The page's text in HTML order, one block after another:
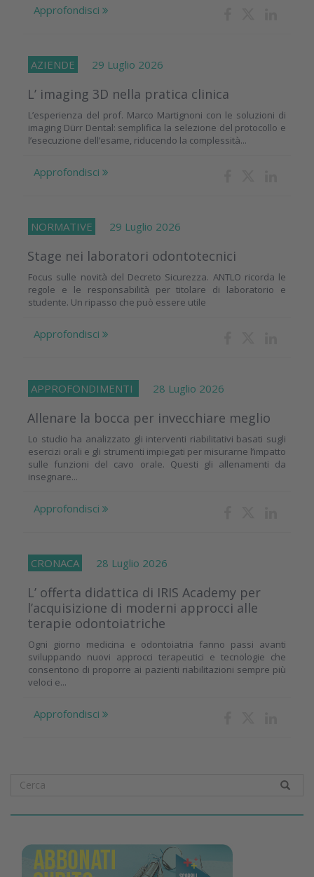
Approfondisci
AZIENDE 29 Luglio 2026
L’ imaging 3D nella pratica clinica
L’esperienza del prof. Marco Martignoni con le soluzioni di
imaging Dürr Dental: semplifica la selezione del protocollo e
l’esecuzione dell’esame, riducendo la complessità...
Approfondisci
NORMATIVE 29 Luglio 2026
Stage nei laboratori odontotecnici
Focus sulle novità del Decreto Sicurezza. ANTLO ricorda le
regole e le responsabilità per titolare di laboratorio e
studente. Un ripasso che può essere utile
Approfondisci
APPROFONDIMENTI 28 Luglio 2026
Allenare la bocca per invecchiare meglio
Lo studio ha analizzato gli interventi riabilitativi basati sugli
esercizi orali e gli strumenti impiegati per misurarne l’impatto
sulle funzioni del cavo orale. Questi gli allenamenti da
insegnare...
Approfondisci
CRONACA 28 Luglio 2026
L’ offerta didattica di IRIS Academy per
l’acquisizione di moderni approcci alle
terapie odontoiatriche
Ogni giorno medicina e odontoiatria fanno passi avanti
sviluppando nuovi approcci terapeutici e tecnologie che
consentono di proporre ai pazienti riabilitazioni sempre più
veloci e...
Approfondisci